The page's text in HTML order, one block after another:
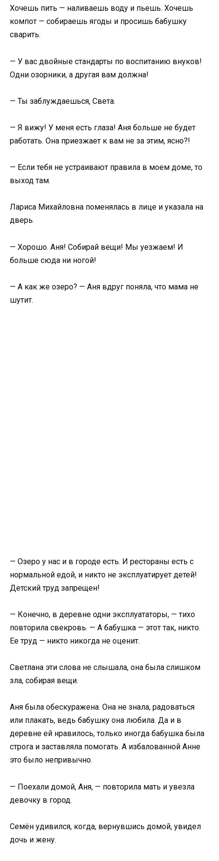
Хочешь пить — наливаешь воду и пьешь. Хочешь
компот — собираешь ягоды и просишь бабушку
сварить.
— У вас двойные стандарты по воспитанию внуков!
Одни озорники, а другая вам должна!
— Ты заблуждаешься, Света.
— Я вижу! У меня есть глаза! Аня больше не будет
работать. Она приезжает к вам не за этим, ясно?!
— Если тебя не устраивают правила в моем доме, то
выход там.
Лариса Михайловна поменялась в лице и указала на
дверь.
— Хорошо. Аня! Собирай вещи! Мы уезжаем! И
больше сюда ни ногой!
— А как же озеро? — Аня вдруг поняла, что мама не
шутит.
— Озеро у нас и в городе есть. И рестораны есть с
нормальной едой, и никто не эксплуатирует детей!
Детский труд запрещен!
— Конечно, в деревне одни эксплуататоры, — тихо
повторила свекровь. — А бабушка — этот так, никто.
Ее труд — никто никогда не оценит.
Светлана эти слова не слышала, она была слишком
зла, собирая вещи.
Аня была обескуражена. Она не знала, радоваться
или плакать, ведь бабушку она любила. Да и в
деревне ей нравилось, только иногда бабушка была
строга и заставляла помогать. А избалованной Анне
это было непривычно.
— Поехали домой, Аня, — повторила мать и увезла
девочку в город.
Семён удивился, когда, вернувшись домой, увидел
дочь и жену.